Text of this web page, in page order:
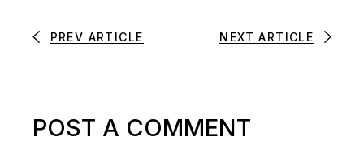
PREV ARTICLE NEXT ARTICLE
POST A COMMENT